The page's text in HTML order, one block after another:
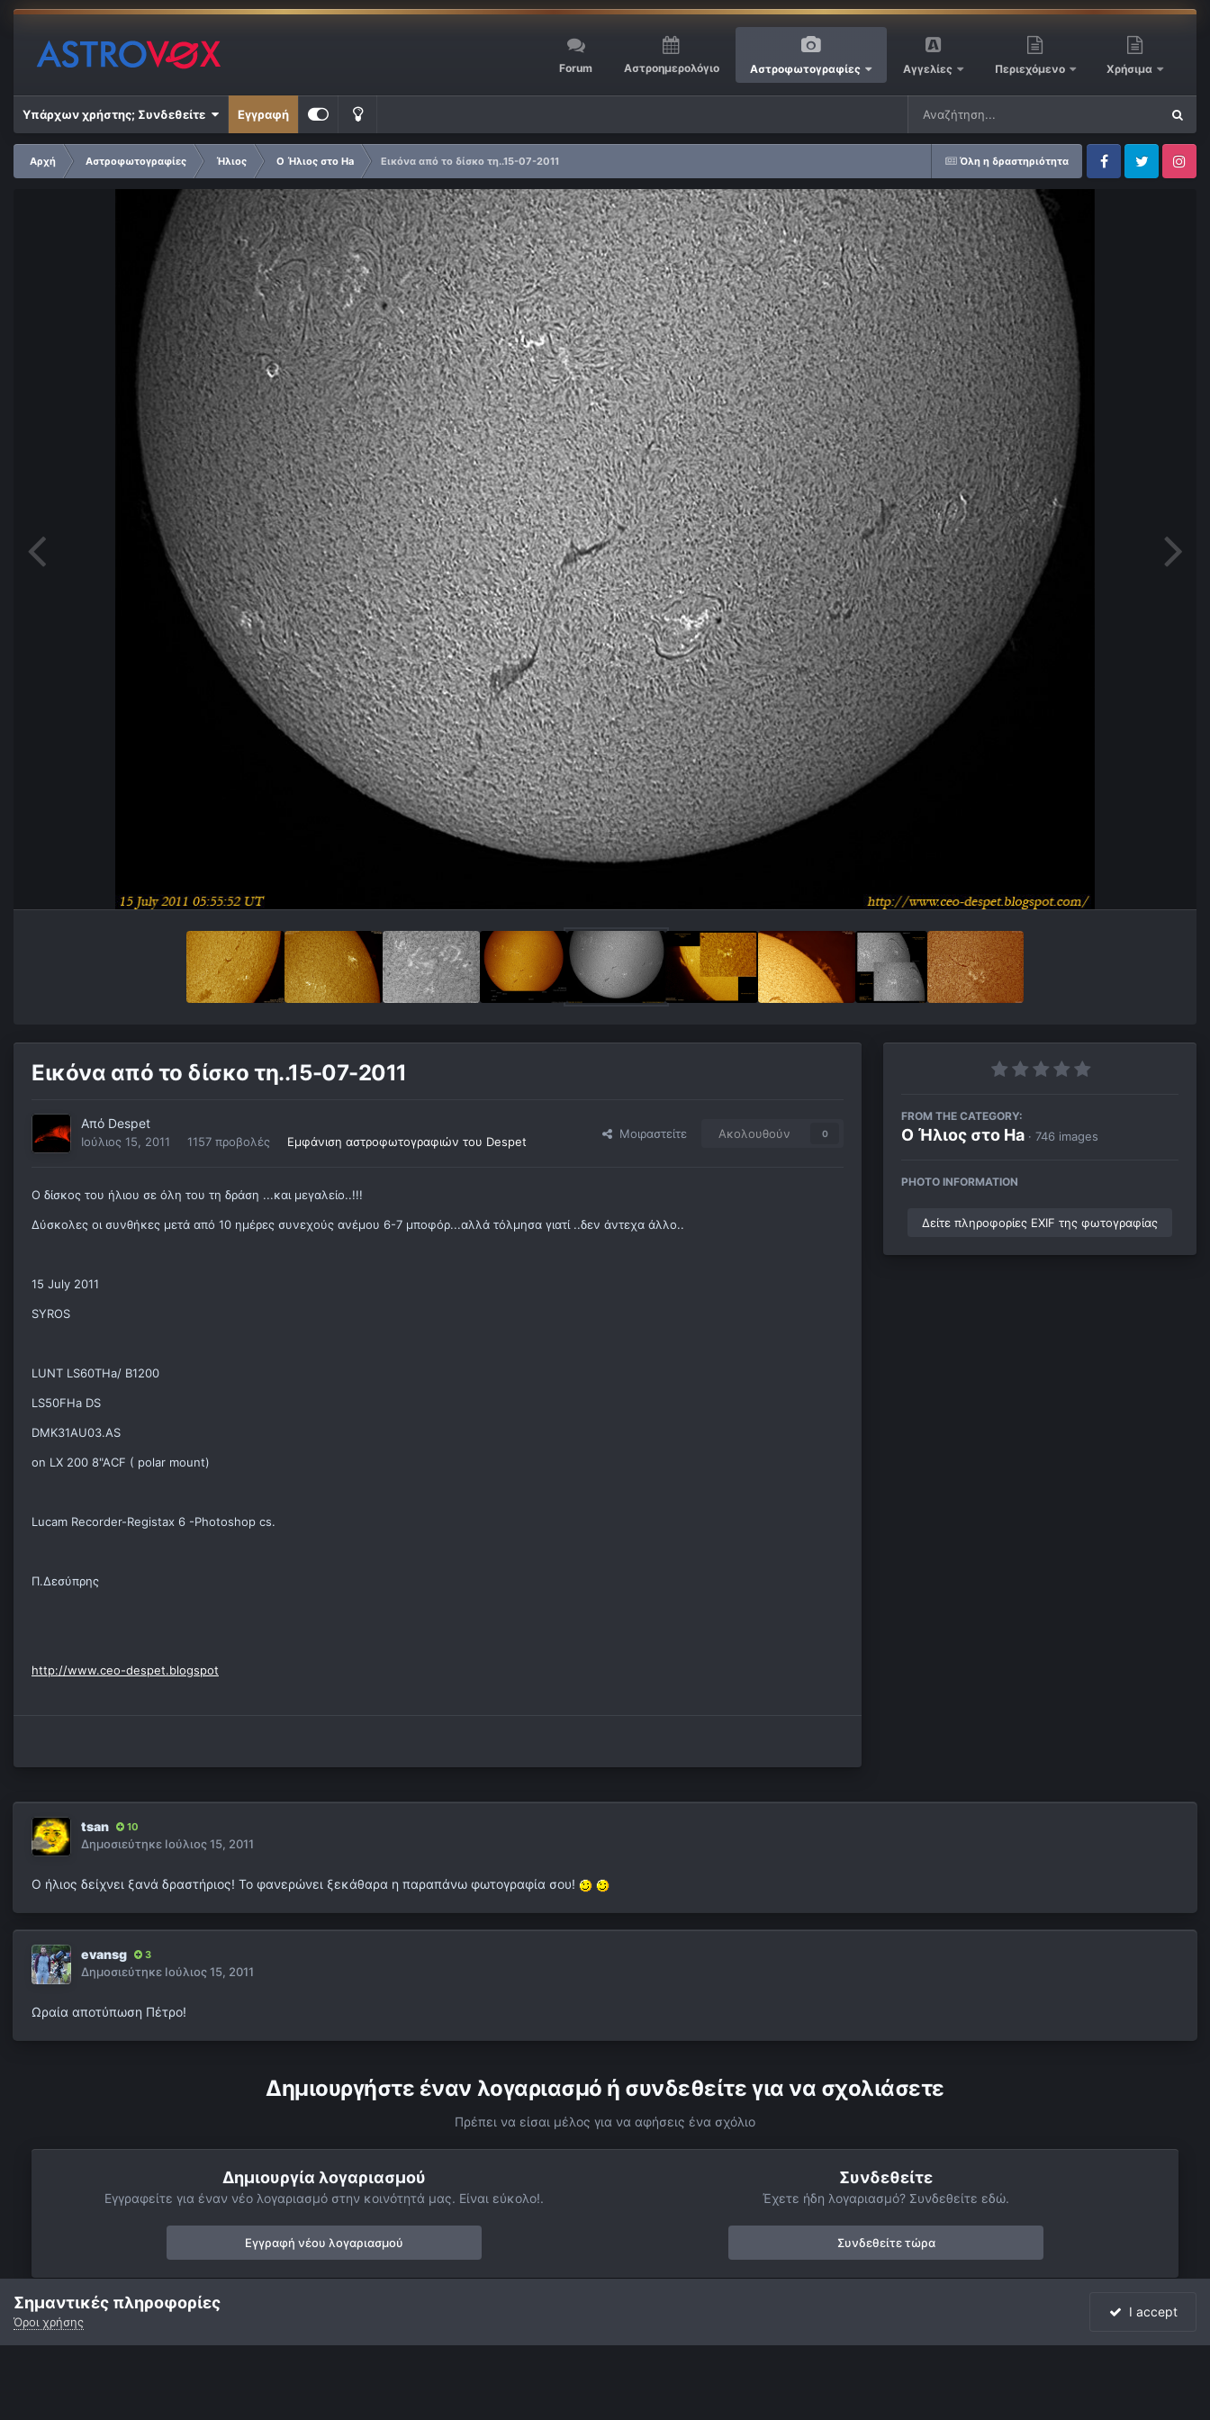
Forum Αστροημερολόγιο Αστροφωτογραφίες Αγγελίες Περιεχόμενο Χρήσιμα
Υπάρχων χρήστης; Συνδεθείτε Εγγραφή
Όλη η δραστηριότητα
Αρχή Αστροφωτογραφίες Ήλιος Ο Ήλιος στο Ha
Εικόνα από το δίσκο τη..15-07-2011
FacebookTwitter Instagram
Εικόνα από το δίσκο τη..15-07-2011
Από Despet
Ιούλιος 15, 2011 1157 προβολές Εμφάνιση αστροφωτογραφιών του Despet
Μοιραστείτε Ακολουθούν 0
Ο δίσκος του ήλιου σε όλη του τη δράση ...και μεγαλείο..!!!
Δύσκολες οι συνθήκες μετά από 10 ημέρες συνεχούς ανέμου 6-7 μποφόρ...αλλά τόλμησα γιατί ..δεν άντεχα άλλο..
15 July 2011
SYROS
LUNT LS60THa/ Β1200
LS50FHa DS
DMK31AU03.AS
on LX 200 8"ACF ( polar mount)
Lucam Recorder-Registax 6 -Photoshop cs.
Π.Δεσύπρης
http://www.ceo-despet.blogspot
FROM THE CATEGORY:
Ο Ήλιος στο Ha · 746 images
PHOTO INFORMATION
Δείτε πληροφορίες EXIF της φωτογραφίας
tsan 10
Δημοσιεύτηκε Ιούλιος 15, 2011
Ο ήλιος δείχνει ξανά δραστήριος! Το φανερώνει ξεκάθαρα η παραπάνω φωτογραφία σου!
evansg 3
Δημοσιεύτηκε Ιούλιος 15, 2011
Ωραία αποτύπωση Πέτρο!
Δημιουργήστε έναν λογαριασμό ή συνδεθείτε για να σχολιάσετε
Πρέπει να είσαι μέλος για να αφήσεις ένα σχόλιο
Δημιουργία λογαριασμού
Εγγραφείτε για έναν νέο λογαριασμό στην κοινότητά μας. Είναι εύκολο!.
Εγγραφή νέου λογαριασμού
Συνδεθείτε
Έχετε ήδη λογαριασμό? Συνδεθείτε εδώ.
Συνδεθείτε τώρα
Αρχή
Σημαντικές πληροφορίες
Όροι χρήσης
I accept